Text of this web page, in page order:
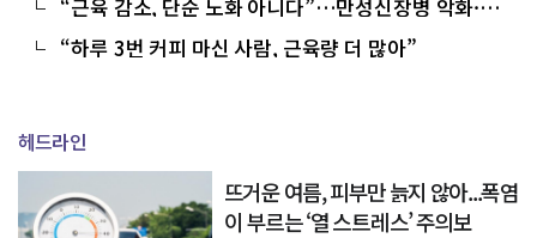
“근육 감소, 단순 노화 아니다”…만성신장병 악화·사
망 위험 높이는 핵심 신호
“하루 3번 커피 마신 사람, 근육량 더 많아”
헤드라인
뜨거운 여름, 피부만 늙지 않아...폭염
이 부르는 ‘열 스트레스’ 주의보